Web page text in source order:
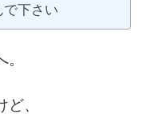
で下さい
、